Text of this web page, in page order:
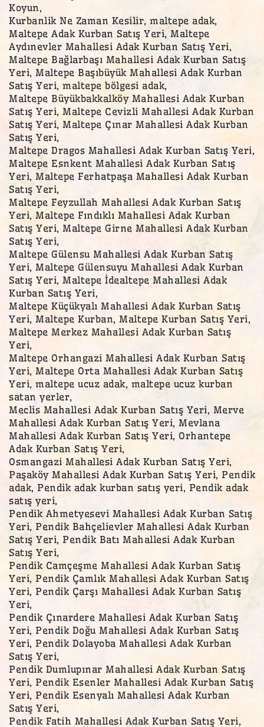
Koyun,
Kurbanlik Ne Zaman Kesilir, maltepe adak,
Maltepe Adak Kurban Satış Yeri, Maltepe
Aydınevler Mahallesi Adak Kurban Satış Yeri,
Maltepe Bağlarbaşı Mahallesi Adak Kurban Satış
Yeri, Maltepe Başıbüyük Mahallesi Adak Kurban
Satış Yeri, maltepe bölgesi adak,
Maltepe Büyükbakkalköy Mahallesi Adak Kurban
Satış Yeri, Maltepe Cevizli Mahallesi Adak Kurban
Satış Yeri, Maltepe Çınar Mahallesi Adak Kurban
Satış Yeri,
Maltepe Dragos Mahallesi Adak Kurban Satış Yeri,
Maltepe Esnkent Mahallesi Adak Kurban Satış
Yeri, Maltepe Ferhatpaşa Mahallesi Adak Kurban
Satış Yeri,
Maltepe Feyzullah Mahallesi Adak Kurban Satış
Yeri, Maltepe Fındıklı Mahallesi Adak Kurban
Satış Yeri, Maltepe Girne Mahallesi Adak Kurban
Satış Yeri,
Maltepe Gülensu Mahallesi Adak Kurban Satış
Yeri, Maltepe Gülensuyu Mahallesi Adak Kurban
Satış Yeri, Maltepe İdealtepe Mahallesi Adak
Kurban Satış Yeri,
Maltepe Küçükyalı Mahallesi Adak Kurban Satış
Yeri, Maltepe Kurban, Maltepe Kurban Satış Yeri,
Maltepe Merkez Mahallesi Adak Kurban Satış
Yeri,
Maltepe Orhangazi Mahallesi Adak Kurban Satış
Yeri, Maltepe Orta Mahallesi Adak Kurban Satış
Yeri, maltepe ucuz adak, maltepe ucuz kurban
satan yerler,
Meclis Mahallesi Adak Kurban Satış Yeri, Merve
Mahallesi Adak Kurban Satış Yeri, Mevlana
Mahallesi Adak Kurban Satış Yeri, Orhantepe
Adak Kurban Satış Yeri,
Osmangazi Mahallesi Adak Kurban Satış Yeri,
Paşaköy Mahallesi Adak Kurban Satış Yeri, Pendik
adak, Pendik adak kurban satış yeri, Pendik adak
satış yeri,
Pendik Ahmetyesevi Mahallesi Adak Kurban Satış
Yeri, Pendik Bahçelievler Mahallesi Adak Kurban
Satış Yeri, Pendik Batı Mahallesi Adak Kurban
Satış Yeri,
Pendik Camçeşme Mahallesi Adak Kurban Satış
Yeri, Pendik Çamlık Mahallesi Adak Kurban Satış
Yeri, Pendik Çarşı Mahallesi Adak Kurban Satış
Yeri,
Pendik Çınardere Mahallesi Adak Kurban Satış
Yeri, Pendik Doğu Mahallesi Adak Kurban Satış
Yeri, Pendik Dolayoba Mahallesi Adak Kurban
Satış Yeri,
Pendik Dumlupınar Mahallesi Adak Kurban Satış
Yeri, Pendik Esenler Mahallesi Adak Kurban Satış
Yeri, Pendik Esenyalı Mahallesi Adak Kurban
Satış Yeri,
Pendik Fatih Mahallesi Adak Kurban Satış Yeri,